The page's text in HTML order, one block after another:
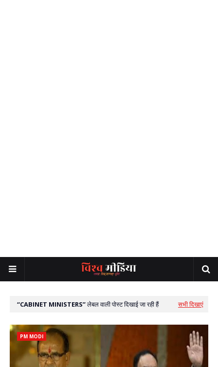
CABINET MINISTERS लेबल वाली पोस्ट दिखाई जा रही हैं सभी दिखाएं
PM MODI